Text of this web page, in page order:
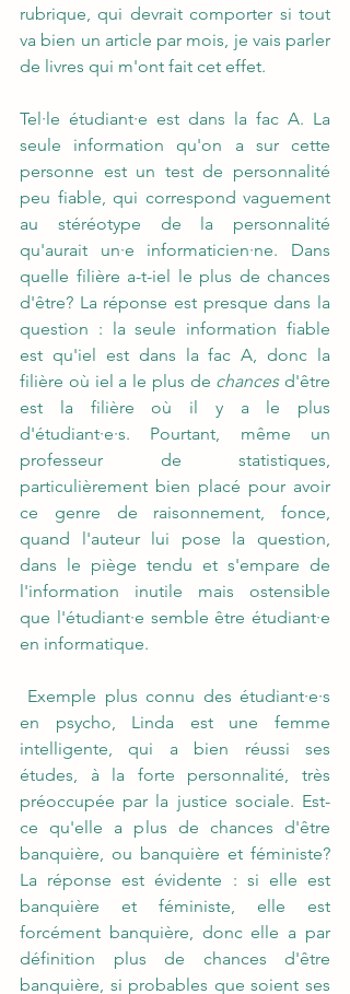
rubrique, qui devrait comporter si tout
va bien un article par mois, je vais parler
de livres qui m'ont fait cet effet.
Tel·le étudiant·e est dans la fac A. La
seule information qu'on a sur cette
personne est un test de personnalité
peu fiable, qui correspond vaguement
au stéréotype de la personnalité
qu'aurait un·e informaticien·ne. Dans
quelle filière a-t-iel le plus de chances
d'être? La réponse est presque dans la
question : la seule information fiable
est qu'iel est dans la fac A, donc la
filière où iel a le plus de chances d'être
est la filière où il y a le plus
d'étudiant·e·s. Pourtant, même un
professeur de statistiques,
particulièrement bien placé pour avoir
ce genre de raisonnement, fonce,
quand l'auteur lui pose la question,
dans le piège tendu et s'empare de
l'information inutile mais ostensible
que l'étudiant·e semble être étudiant·e
en informatique.
en psycho, Linda est une femme
intelligente, qui a bien réussi ses
études, à la forte personnalité, très
préoccupée par la justice sociale. Est-
ce qu'elle a plus de chances d'être
banquière, ou banquière et féministe?
La réponse est évidente : si elle est
banquière et féministe, elle est
forcément banquière, donc elle a par
définition plus de chances d'être
banquière, si probables que soient ses